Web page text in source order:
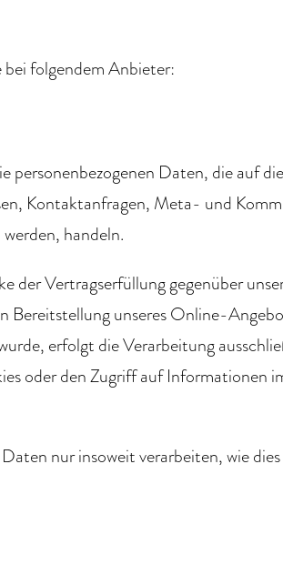
folgendem Anbieter:
personenbezogenen Daten, die auf
Kontaktanfragen, Meta- und
handeln.
der Vertragserfüllung gegenüber
Bereitstellung unseres Online-
erfolgt die Verarbeitung
oder den Zugriff auf
nur insoweit verarbeiten, wie